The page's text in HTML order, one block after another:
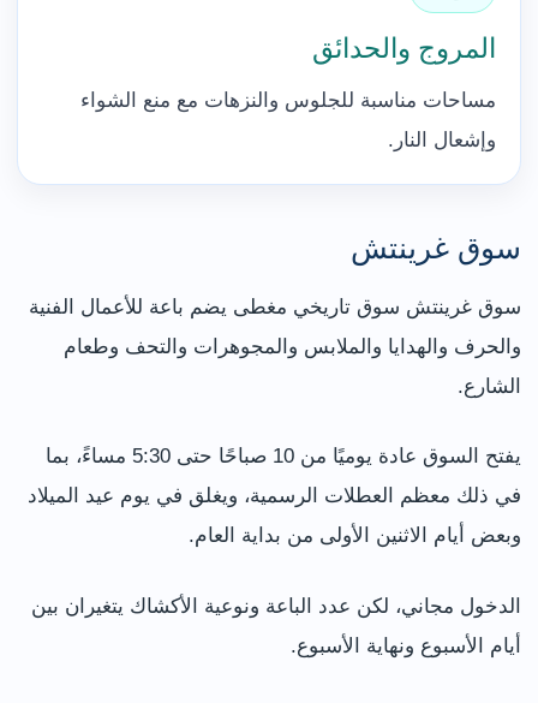
المروج والحدائق
مساحات مناسبة للجلوس والنزهات مع منع الشواء
وإشعال النار.
سوق غرينتش
سوق غرينتش سوق تاريخي مغطى يضم باعة للأعمال الفنية
والحرف والهدايا والملابس والمجوهرات والتحف وطعام
الشارع.
يفتح السوق عادة يوميًا من 10 صباحًا حتى 5:30 مساءً، بما
في ذلك معظم العطلات الرسمية، ويغلق في يوم عيد الميلاد
وبعض أيام الاثنين الأولى من بداية العام.
الدخول مجاني، لكن عدد الباعة ونوعية الأكشاك يتغيران بين
أيام الأسبوع ونهاية الأسبوع.